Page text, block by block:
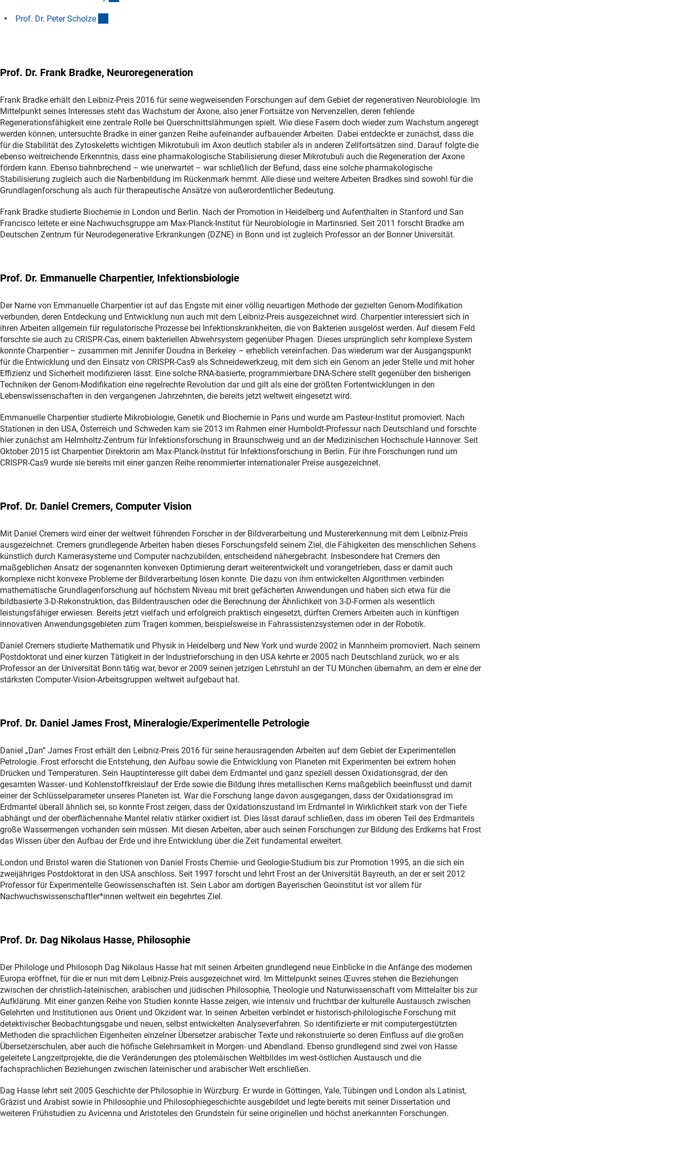
Prof. Dr. Peter Scholze
Prof. Dr. Frank Bradke, Neuroregeneration
Frank Bradke erhält den Leibniz-Preis 2016 für seine wegweisenden Forschungen auf dem Gebiet der regenerativen Neurobiologie. Im
Mittelpunkt seines Interesses steht das Wachstum der Axone, also jener Fortsätze von Nervenzellen, deren fehlende
Regenerationsfähigkeit eine zentrale Rolle bei Querschnittslähmungen spielt. Wie diese Fasern doch wieder zum Wachstum angeregt
werden können, untersuchte Bradke in einer ganzen Reihe aufeinander aufbauender Arbeiten. Dabei entdeckte er zunächst, dass die
für die Stabilität des Zytoskeletts wichtigen Mikrotubuli im Axon deutlich stabiler als in anderen Zellfortsätzen sind. Darauf folgte die
ebenso weitreichende Erkenntnis, dass eine pharmakologische Stabilisierung dieser Mikrotubuli auch die Regeneration der Axone
fördern kann. Ebenso bahnbrechend – wie unerwartet – war schließlich der Befund, dass eine solche pharmakologische
Stabilisierung zugleich auch die Narbenbildung im Rückenmark hemmt. Alle diese und weitere Arbeiten Bradkes sind sowohl für die
Grundlagenforschung als auch für therapeutische Ansätze von außerordentlicher Bedeutung.
Frank Bradke studierte Biochemie in London und Berlin. Nach der Promotion in Heidelberg und Aufenthalten in Stanford und San
Francisco leitete er eine Nachwuchsgruppe am Max-Planck‐Institut für Neurobiologie in Martinsried. Seit 2011 forscht Bradke am
Deutschen Zentrum für Neurodegenerative Erkrankungen (DZNE) in Bonn und ist zugleich Professor an der Bonner Universität.
Prof. Dr. Emmanuelle Charpentier, Infektionsbiologie
Der Name von Emmanuelle Charpentier ist auf das Engste mit einer völlig neuartigen Methode der gezielten Genom-Modifikation
verbunden, deren Entdeckung und Entwicklung nun auch mit dem Leibniz-Preis ausgezeichnet wird. Charpentier interessiert sich in
ihren Arbeiten allgemein für regulatorische Prozesse bei Infektionskrankheiten, die von Bakterien ausgelöst werden. Auf diesem Feld
forschte sie auch zu CRISPR-Cas, einem bakteriellen Abwehrsystem gegenüber Phagen. Dieses ursprünglich sehr komplexe System
konnte Charpentier – zusammen mit Jennifer Doudna in Berkeley – erheblich vereinfachen. Das wiederum war der Ausgangspunkt
für die Entwicklung und den Einsatz von CRISPR-Cas9 als Schneidewerkzeug, mit dem sich ein Genom an jeder Stelle und mit hoher
Effizienz und Sicherheit modifizieren lässt. Eine solche RNA-basierte, programmierbare DNA-Schere stellt gegenüber den bisherigen
Techniken der Genom-Modifikation eine regelrechte Revolution dar und gilt als eine der größten Fortentwicklungen in den
Lebenswissenschaften in den vergangenen Jahrzehnten, die bereits jetzt weltweit eingesetzt wird.
Emmanuelle Charpentier studierte Mikrobiologie, Genetik und Biochemie in Paris und wurde am Pasteur-Institut promoviert. Nach
Stationen in den USA, Österreich und Schweden kam sie 2013 im Rahmen einer Humboldt-Professur nach Deutschland und forschte
hier zunächst am Helmholtz-Zentrum für Infektionsforschung in Braunschweig und an der Medizinischen Hochschule Hannover. Seit
Oktober 2015 ist Charpentier Direktorin am Max-Planck-Institut für Infektionsforschung in Berlin. Für ihre Forschungen rund um
CRISPR-Cas9 wurde sie bereits mit einer ganzen Reihe renommierter internationaler Preise ausgezeichnet.
Prof. Dr. Daniel Cremers, Computer Vision
Mit Daniel Cremers wird einer der weltweit führenden Forscher in der Bildverarbeitung und Mustererkennung mit dem Leibniz-Preis
ausgezeichnet. Cremers grundlegende Arbeiten haben dieses Forschungsfeld seinem Ziel, die Fähigkeiten des menschlichen Sehens
künstlich durch Kamerasysteme und Computer nachzubilden, entscheidend nähergebracht. Insbesondere hat Cremers den
maßgeblichen Ansatz der sogenannten konvexen Optimierung derart weiterentwickelt und vorangetrieben, dass er damit auch
komplexe nicht konvexe Probleme der Bildverarbeitung lösen konnte. Die dazu von ihm entwickelten Algorithmen verbinden
mathematische Grundlagenforschung auf höchstem Niveau mit breit gefächerten Anwendungen und haben sich etwa für die
bildbasierte 3-D-Rekonstruktion, das Bildentrauschen oder die Berechnung der Ähnlichkeit von 3-D-Formen als wesentlich
leistungsfähiger erwiesen. Bereits jetzt vielfach und erfolgreich praktisch eingesetzt, dürften Cremers Arbeiten auch in künftigen
innovativen Anwendungsgebieten zum Tragen kommen, beispielsweise in Fahrassistenzsystemen oder in der Robotik.
Daniel Cremers studierte Mathematik und Physik in Heidelberg und New York und wurde 2002 in Mannheim promoviert. Nach seinem
Postdoktorat und einer kurzen Tätigkeit in der Industrieforschung in den USA kehrte er 2005 nach Deutschland zurück, wo er als
Professor an der Universität Bonn tätig war, bevor er 2009 seinen jetzigen Lehrstuhl an der TU München übernahm, an dem er eine der
stärksten Computer-Vision-Arbeitsgruppen weltweit aufgebaut hat.
Prof. Dr. Daniel James Frost, Mineralogie/Experimentelle Petrologie
Daniel „Dan“ James Frost erhält den Leibniz-Preis 2016 für seine herausragenden Arbeiten auf dem Gebiet der Experimentellen
Petrologie. Frost erforscht die Entstehung, den Aufbau sowie die Entwicklung von Planeten mit Experimenten bei extrem hohen
Drücken und Temperaturen. Sein Hauptinteresse gilt dabei dem Erdmantel und ganz speziell dessen Oxidationsgrad, der den
gesamten Wasser- und Kohlenstoffkreislauf der Erde sowie die Bildung ihres metallischen Kerns maßgeblich beeinflusst und damit
einer der Schlüsselparameter unseres Planeten ist. War die Forschung lange davon ausgegangen, dass der Oxidationsgrad im
Erdmantel überall ähnlich sei, so konnte Frost zeigen, dass der Oxidationszustand im Erdmantel in Wirklichkeit stark von der Tiefe
abhängt und der oberflächennahe Mantel relativ stärker oxidiert ist. Dies lässt darauf schließen, dass im oberen Teil des Erdmantels
große Wassermengen vorhanden sein müssen. Mit diesen Arbeiten, aber auch seinen Forschungen zur Bildung des Erdkerns hat Frost
das Wissen über den Aufbau der Erde und ihre Entwicklung über die Zeit fundamental erweitert.
London und Bristol waren die Stationen von Daniel Frosts Chemie- und Geologie-Studium bis zur Promotion 1995, an die sich ein
zweijähriges Postdoktorat in den USA anschloss. Seit 1997 forscht und lehrt Frost an der Universität Bayreuth, an der er seit 2012
Professor für Experimentelle Geowissenschaften ist. Sein Labor am dortigen Bayerischen Geoinstitut ist vor allem für
Nachwuchswissenschaftler*innen weltweit ein begehrtes Ziel.
Prof. Dr. Dag Nikolaus Hasse, Philosophie
Der Philologe und Philosoph Dag Nikolaus Hasse hat mit seinen Arbeiten grundlegend neue Einblicke in die Anfänge des modernen
Europa eröffnet, für die er nun mit dem Leibniz-Preis ausgezeichnet wird. Im Mittelpunkt seines Œuvres stehen die Beziehungen
zwischen der christlich-lateinischen, arabischen und jüdischen Philosophie, Theologie und Naturwissenschaft vom Mittelalter bis zur
Aufklärung. Mit einer ganzen Reihe von Studien konnte Hasse zeigen, wie intensiv und fruchtbar der kulturelle Austausch zwischen
Gelehrten und Institutionen aus Orient und Okzident war. In seinen Arbeiten verbindet er historisch-philologische Forschung mit
detektivischer Beobachtungsgabe und neuen, selbst entwickelten Analyseverfahren. So identifizierte er mit computergestützten
Methoden die sprachlichen Eigenheiten einzelner Übersetzer arabischer Texte und rekonstruierte so deren Einfluss auf die großen
Übersetzerschulen, aber auch die höfische Gelehrsamkeit in Morgen- und Abendland. Ebenso grundlegend sind zwei von Hasse
geleitete Langzeitprojekte, die die Veränderungen des ptolemäischen Weltbildes im west-östlichen Austausch und die
fachsprachlichen Beziehungen zwischen lateinischer und arabischer Welt erschließen.
Dag Hasse lehrt seit 2005 Geschichte der Philosophie in Würzburg. Er wurde in Göttingen, Yale, Tübingen und London als Latinist,
Gräzist und Arabist sowie in Philosophie und Philosophiegeschichte ausgebildet und legte bereits mit seiner Dissertation und
weiteren Frühstudien zu Avicenna und Aristoteles den Grundstein für seine originellen und höchst anerkannten Forschungen.